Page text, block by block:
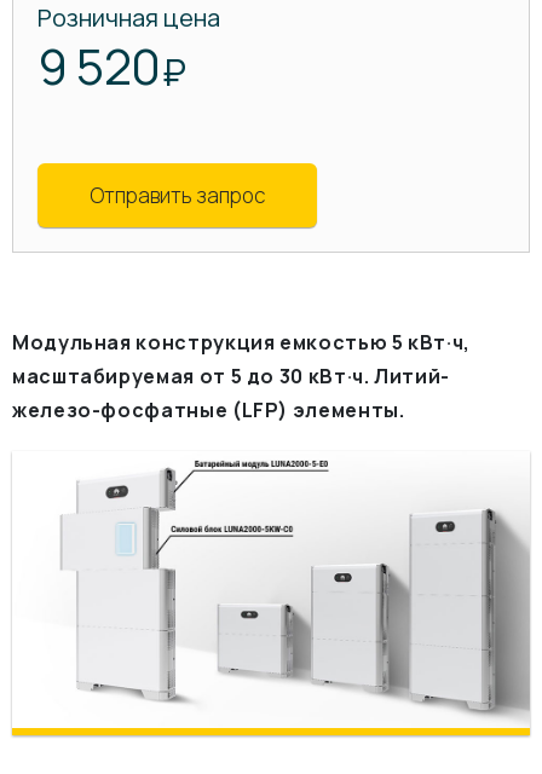
Розничная цена
9 520₽
Отправить запрос
Модульная конструкция емкостью 5 кВт·ч,
масштабируемая от 5 до 30 кВт·ч. Литий-
железо-фосфатные (LFP) элементы.